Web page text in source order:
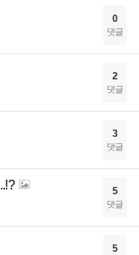
0
댓글
2
댓글
3
댓글
5
댓글
5